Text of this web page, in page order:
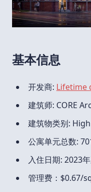
基本信息
开发商: Lifetime
建筑师: CORE
建筑物类别:
公寓单元总数:
入住日期: 2023
管理费：$0.67/